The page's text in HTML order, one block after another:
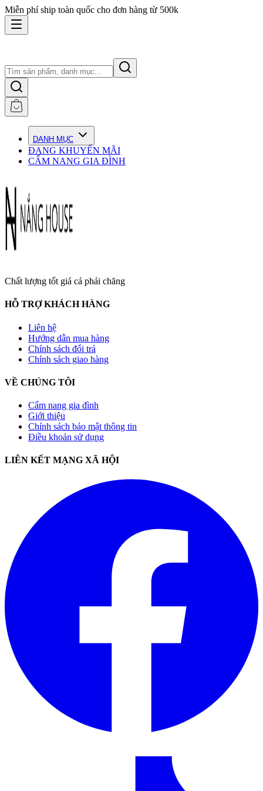
Miễn phí ship toàn quốc cho đơn hàng từ 500k
DANH MỤC
ĐANG KHUYẾN MÃI
CẨM NANG GIA ĐÌNH
Chất lượng tốt giá cả phải chăng
HỖ TRỢ KHÁCH HÀNG
Liên hệ
Hướng dẫn mua hàng
Chính sách đổi trả
Chính sách giao hàng
VỀ CHÚNG TÔI
Cẩm nang gia đình
Giới thiệu
Chính sách bảo mật thông tin
Điều khoản sử dụng
LIÊN KẾT MẠNG XÃ HỘI